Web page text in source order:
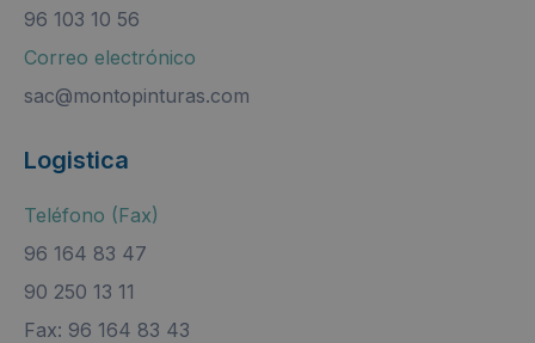
96 103 10 56
Correo electrónico
sac@montopinturas.com
Logistica
Teléfono (Fax)
96 164 83 47
90 250 13 11
Fax: 96 164 83 43